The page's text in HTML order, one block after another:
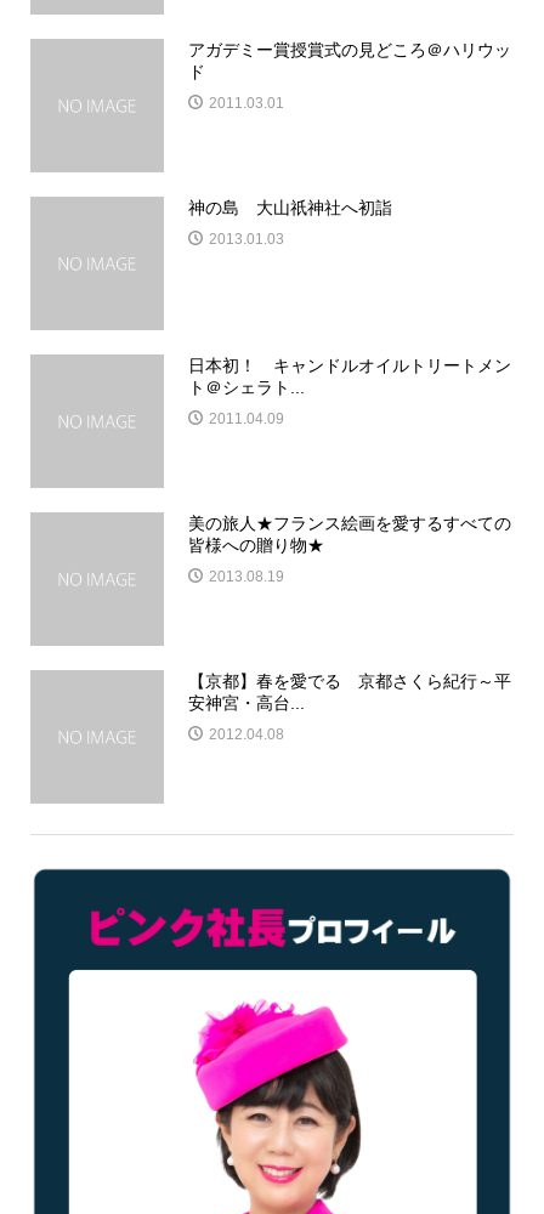
アガデミー賞授賞式の見どころ＠ハリウッ
ド
2011.03.01
神の島 大山祇神社へ初詣
2013.01.03
日本初！ キャンドルオイルトリートメン
ト＠シェラト...
2011.04.09
美の旅人★フランス絵画を愛するすべての
皆様への贈り物★
2013.08.19
【京都】春を愛でる 京都さくら紀行～平
安神宮・高台...
2012.04.08